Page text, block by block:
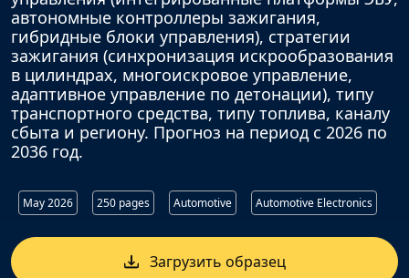
автономные контроллеры зажигания,
гибридные блоки управления), стратегии
зажигания (синхронизация искрообразования
в цилиндрах, многоискровое управление,
адаптивное управление по детонации), типу
транспортного средства, типу топлива, каналу
сбыта и региону. Прогноз на период с 2026 по
2036 год.
May 2026 250 pages Automotive Automotive Electronics
Загрузить образец